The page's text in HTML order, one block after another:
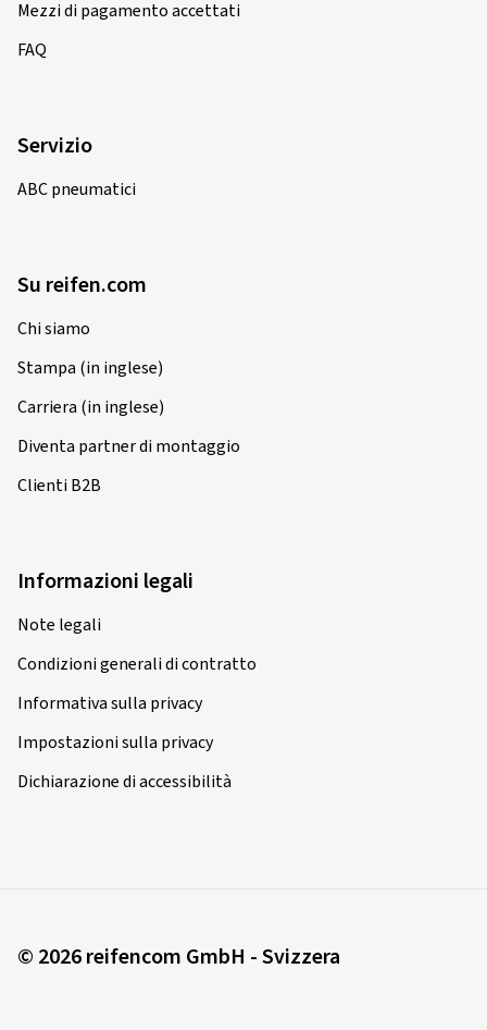
Mezzi di pagamento accettati
FAQ
Servizio
ABC pneumatici
Su reifen.com
Chi siamo
Stampa (in inglese)
Carriera (in inglese)
Diventa partner di montaggio
Clienti B2B
Informazioni legali
Note legali
Condizioni generali di contratto
Informativa sulla privacy
Impostazioni sulla privacy
Dichiarazione di accessibilità
© 2026 reifencom GmbH - Svizzera